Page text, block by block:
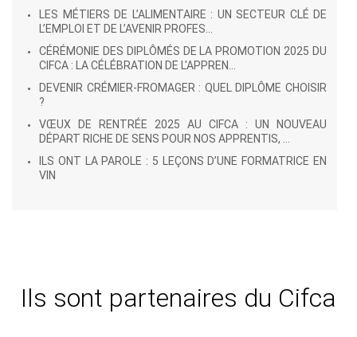
LES MÉTIERS DE L’ALIMENTAIRE : UN SECTEUR CLÉ DE
L’EMPLOI ET DE L’AVENIR PROFES...
CÉRÉMONIE DES DIPLÔMÉS DE LA PROMOTION 2025 DU
CIFCA : LA CÉLÉBRATION DE L'APPREN...
DEVENIR CRÉMIER-FROMAGER : QUEL DIPLÔME CHOISIR
?
VŒUX DE RENTRÉE 2025 AU CIFCA : UN NOUVEAU
DÉPART RICHE DE SENS POUR NOS APPRENTIS, ...
ILS ONT LA PAROLE : 5 LEÇONS D’UNE FORMATRICE EN
VIN
Ils sont partenaires du Cifca